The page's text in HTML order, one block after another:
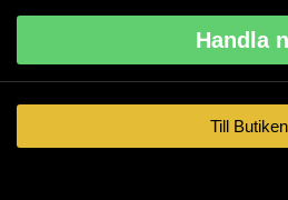
Handla
Till Butiken